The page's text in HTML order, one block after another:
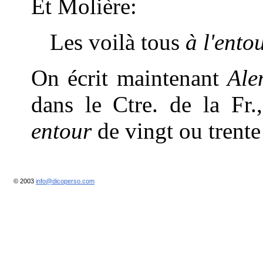
Et Molière:
Les voilà tous à
On écrit maintenant
dans le Ctre. de la
entourde vingt ou trente
© 2003 info@dicoperso.com